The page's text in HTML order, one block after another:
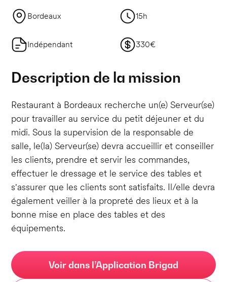
Bordeaux 15h
Indépendant 330€
Description de la mission
Restaurant à Bordeaux recherche un(e) Serveur(se)
pour travailler au service du petit déjeuner et du
midi. Sous la supervision de la responsable de
salle, le(la) Serveur(se) devra accueillir et conseiller
les clients, prendre et servir les commandes,
effectuer le dressage et le service des tables et
s'assurer que les clients sont satisfaits. Il/elle devra
également veiller à la propreté des lieux et à la
bonne mise en place des tables et des
équipements.
Voir dans l’Application Brigad